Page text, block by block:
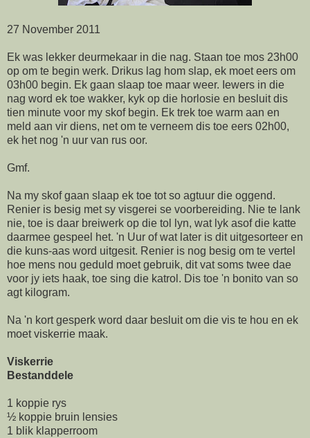
27 November 2011
Ek was lekker deurmekaar in die nag. Staan toe mos 23h00
op om te begin werk. Drikus lag hom slap, ek moet eers om
03h00 begin. Ek gaan slaap toe maar weer. Iewers in die
nag word ek toe wakker, kyk op die horlosie en besluit dis
tien minute voor my skof begin. Ek trek toe warm aan en
meld aan vir diens, net om te verneem dis toe eers 02h00,
ek het nog 'n uur van rus oor.
Gmf.
Na my skof gaan slaap ek toe tot so agtuur die oggend.
Renier is besig met sy visgerei se voorbereiding. Nie te lank
nie, toe is daar breiwerk op die tol lyn, wat lyk asof die katte
daarmee gespeel het. 'n Uur of wat later is dit uitgesorteer en
die kuns-aas word uitgesit. Renier is nog besig om te vertel
hoe mens nou geduld moet gebruik, dit vat soms twee dae
voor jy iets haak, toe sing die katrol. Dis toe 'n bonito van so
agt kilogram.
Na 'n kort gesperk word daar besluit om die vis te hou en ek
moet viskerrie maak.
Viskerrie
Bestanddele
1 koppie rys
½ koppie bruin lensies
1 blik klapperroom